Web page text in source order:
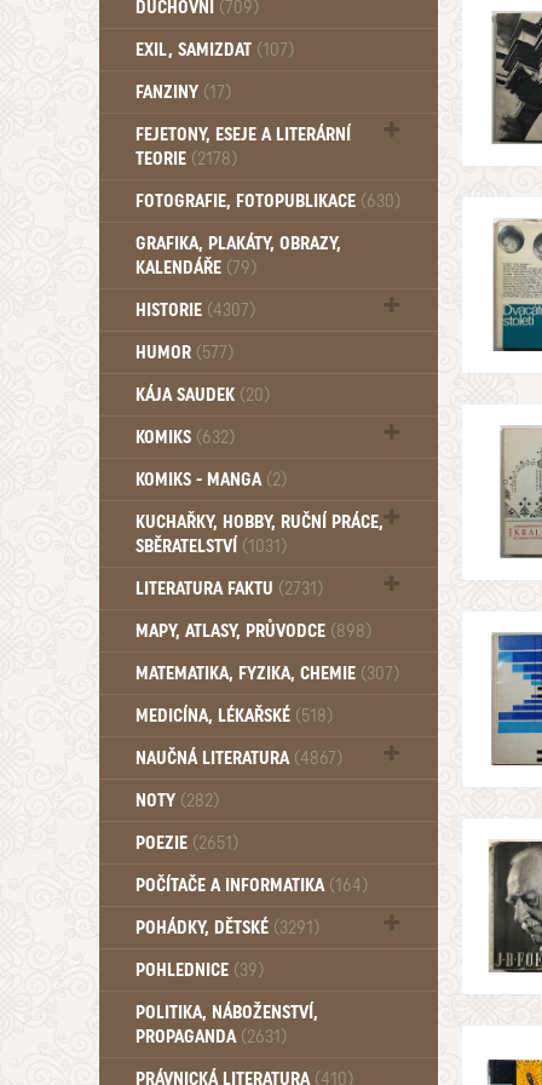
DUCHOVNÍ (709)
Okultismus (110)
EXIL, SAMIZDAT (107)
FANZINY (17)
FEJETONY, ESEJE A LITERÁRNÍ
TEORIE (2178)
Citáty, aforismy, snáře, přísloví,
FOTOGRAFIE, FOTOPUBLIKACE (630)
GRAFIKA, PLAKÁTY, OBRAZY,
KALENDÁŘE (79)
HISTORIE (4307)
Mytologie, Mýty, Báje, Pověsti (203)
HUMOR (577)
KÁJA SAUDEK (20)
KOMIKS (632)
Komiks - Čtyřlístek (234)
KOMIKS - MANGA (2)
KUCHAŘKY, HOBBY, RUČNÍ PRÁCE,
SBĚRATELSTVÍ (1031)
Dům a byt (102)
LITERATURA FAKTU (2731)
Katalogy (503)
MAPY, ATLASY, PRŮVODCE (898)
MATEMATIKA, FYZIKA, CHEMIE (307)
MEDICÍNA, LÉKAŘSKÉ (518)
NAUČNÁ LITERATURA (4867)
Zdraví a zdraví životní styl (510)
NOTY (282)
POEZIE (2651)
POČÍTAČE A INFORMATIKA (164)
POHÁDKY, DĚTSKÉ (3291)
Pro děti a mládež (2887)
Pohádky, Dětské - Od roku 1949 (257)
POHLEDNICE (39)
POLITIKA, NÁBOŽENSTVÍ,
PROPAGANDA (2631)
PRÁVNICKÁ LITERATURA (410)